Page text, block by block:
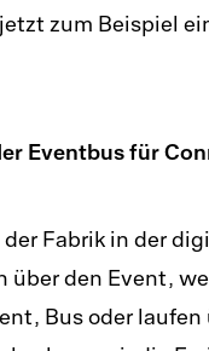
zum Beispiel
Eventbus für
Fabrik in der
über den Event,
Bus oder laufen